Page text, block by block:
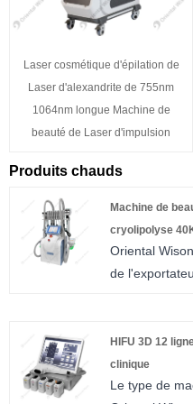
Laser cosmétique d'épilation de
Laser d'alexandrite de 755nm
1064nm longue Machine de
beauté de Laser d'impulsion
Produits chauds
Machine de
cryolipolyse
Oriental
de
bonne qualité
avons établi
terme avec
HIFU 3D 12
clinique
Le type de